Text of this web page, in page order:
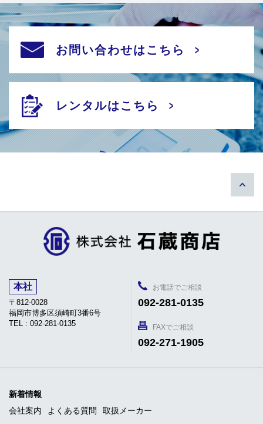
お問い合わせはこちら
レンタルはこちら
本社
〒812-0028
福岡市博多区須崎町3番6号
TEL : 092-281-0135
お電話でご相談
092-281-0135
FAXでご相談
092-271-1905
新着情報
会社案内
よくある質問 取扱メーカー